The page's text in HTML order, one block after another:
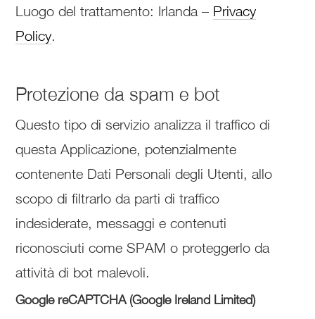
Luogo del trattamento: Irlanda – Privacy
Policy.
Protezione da spam e bot
Questo tipo di servizio analizza il traffico di
questa Applicazione, potenzialmente
contenente Dati Personali degli Utenti, allo
scopo di filtrarlo da parti di traffico
indesiderate, messaggi e contenuti
riconosciuti come SPAM o proteggerlo da
attività di bot malevoli.
Google reCAPTCHA (Google Ireland Limited)